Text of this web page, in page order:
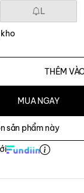
L
THÊM
MUA NGAY
sản phẩm này